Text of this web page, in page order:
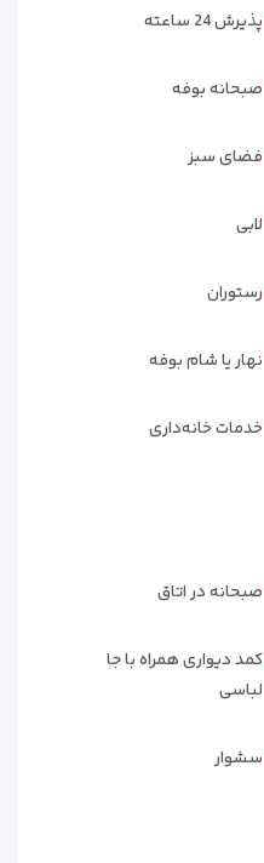
پذیرش 24 ساعته
صبحانه بوفه
فضای سبز
لابی
رستوران
نهار یا شام بوفه
خدمات خانه‌داری
صبحانه در اتاق
کمد دیواری همراه با جا
لباسی
سشوار